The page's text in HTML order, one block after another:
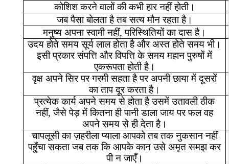
कोशिश करने वालों की कभी हार नहीं होती।
जब पैसा बोलता है तब सत्य मौन रहता है।
मनुष्य अपना स्वामी नहीं,परिस्थितियों का दास है।
उदय होते समय सूर्य लाल होता है और अस्त होते समय भी।
इसी प्रकार संपत्ति और विपत्ति के समय महान पुरुषों में
एकरूपता होती है।
वृक्ष अपने सिर पर गरमी सहता है पर अपनी छाया में दूसरों
का ताप दूर करता है।
प्रत्येक कार्य अपने समय से होता है उसमें उतावली ठीक
नहीं,जैसे पेड़ में कितना ही पानी डाला जाय पर फल वह
अपने समय से ही देता है।
चापलूसी का ज़हरीला प्याला आपको तब तक नुकसान नहीं
पहुँचा सकता जब तक कि आपके कान उसे अमृत समझ कर
पी न जाएँ।